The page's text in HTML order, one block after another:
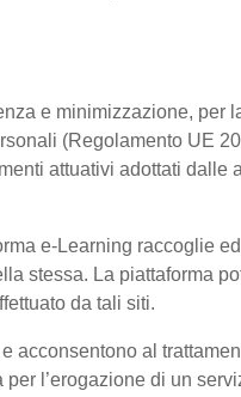
e minimizzazione, per
(Regolamento UE
attuativi adottati dalle
e-Learning raccoglie
stessa. La piattaforma
da tali siti.
acconsentono al
l’erogazione di un